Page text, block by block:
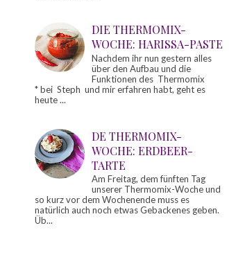
DIE THERMOMIX-
WOCHE: HARISSA-PASTE
Nachdem ihr nun gestern alles
über den Aufbau und die
Funktionen des Thermomix
* bei Steph und mir erfahren habt, geht es
heute ...
DE THERMOMIX-
WOCHE: ERDBEER-
TARTE
Am Freitag, dem fünften Tag
unserer Thermomix-Woche und
so kurz vor dem Wochenende muss es
natürlich auch noch etwas Gebackenes geben.
Üb...